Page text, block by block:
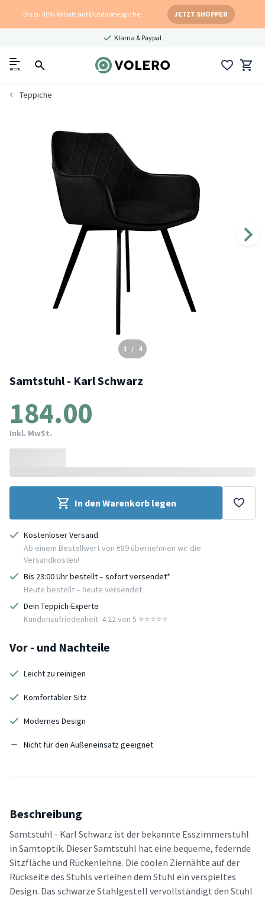
Bis zu 40% Rabatt auf Outdoorteppiche JETZT SHOPPEN
Klarna & Paypal
menu
Teppiche
1 / 4
Samtstuhl - Karl Schwarz
184.00
Inkl. MwSt.
In den Warenkorb legen
Kostenloser Versand
Ab einem Bestellwert von €89 übernehmen wir die
Versandkosten!
Bis 23:00 Uhr bestellt – sofort versendet*
Heute bestellt – heute versendet
Dein Teppich-Experte
Kundenzufriedenheit: 4.22 von 5 ⭐️⭐️⭐️⭐️⭐️
Vor - und Nachteile
Leicht zu reinigen
Komfortabler Sitz
Modernes Design
Nicht für den Außeneinsatz geeignet
Beschreibung
Samtstuhl - Karl Schwarz ist der bekannte Esszimmerstuhl
in Samtoptik. Dieser Samtstuhl hat eine bequeme, federnde
Sitzfläche und Rückenlehne. Die coolen Ziernähte auf der
Rückseite des Stuhls verleihen dem Stuhl ein verspieltes
Design. Das schwarze Stahlgestell vervollständigt den Stuhl